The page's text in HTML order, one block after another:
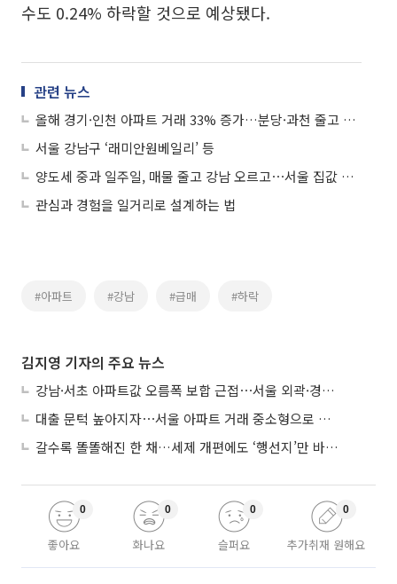
수도 0.24% 하락할 것으로 예상됐다.
관련 뉴스
올해 경기·인천 아파트 거래 33% 증가…분당·과천 줄고 구리·동탄 늘었다
서울 강남구 ‘래미안원베일리’ 등
양도세 중과 일주일, 매물 줄고 강남 오르고⋯서울 집값 다시 들썩이나
관심과 경험을 일거리로 설계하는 법
#아파트 #강남 #급매 #하락
김지영 기자의 주요 뉴스
강남·서초 아파트값 오름폭 보합 근접⋯서울 외곽·경기 남부 중심 매수세
대출 문턱 높아지자⋯서울 아파트 거래 중소형으로 쏠렸다
갈수록 똘똘해진 한 채…세제 개편에도 ‘행선지’만 바뀐다
좋아요
0
화나요
0
슬퍼요
0
추가취재 원해요
0